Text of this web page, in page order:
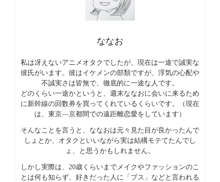
ななお
私は冴えないアニメオタクでしたが、現在は一途で誠実な
彼氏がいます。彼はイケメンの部類ですが、浮気の心配や
不誠実さは皆無で、徹底的に一途な人です。
どのくらい一途かというと、週末ななおに会いに来るため
に新幹線の回数券を買ってくれているくらいです。（現在
は、東京―京都間での遠距離恋愛をしています）
そんなことを言うと、ななおは元々見た目が良かったんで
しょとか、オタクといいながら実は結構モテてたんでし
ょ、と思うかもしれません。
しかし実際は、20歳くらいまでメイクやファッションのこ
とは何も知らず、好きだった人に「ブス」などと言われる